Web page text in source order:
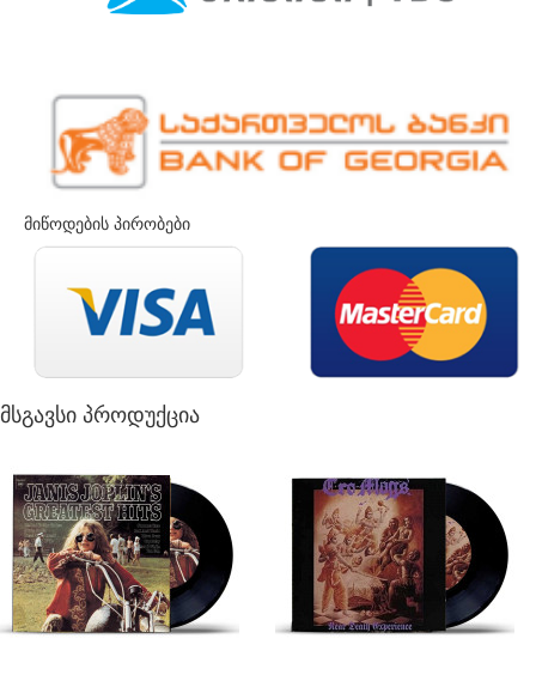
მიწოდების პირობები
მსგავსი პროდუქცია